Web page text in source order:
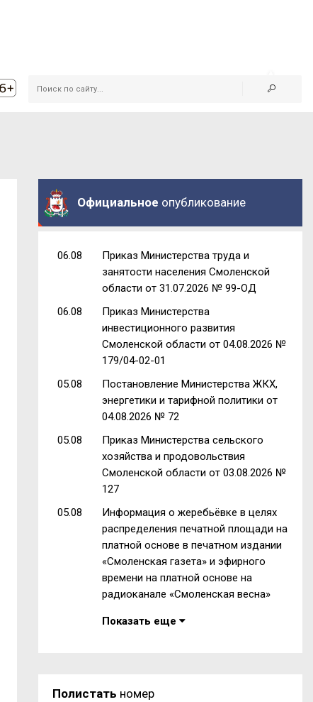
Официальное опубликование
06.08
Приказ Министерства труда и
занятости населения Смоленской
области от 31.07.2026 № 99-ОД
06.08
Приказ Министерства
инвестиционного развития
Смоленской области от 04.08.2026 №
179/04-02-01
05.08
Постановление Министерства ЖКХ,
энергетики и тарифной политики от
04.08.2026 № 72
05.08
Приказ Министерства сельского
хозяйства и продовольствия
Смоленской области от 03.08.2026 №
127
05.08
Информация о жеребьёвке в целях
распределения печатной площади на
платной основе в печатном издании
«Смоленская газета» и эфирного
времени на платной основе на
радиоканале «Смоленская весна»
Показать еще
Полистать номер